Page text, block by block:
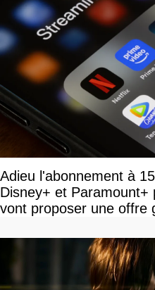
Adieu l'abonnement à
Disney+ et
vont proposer une offre